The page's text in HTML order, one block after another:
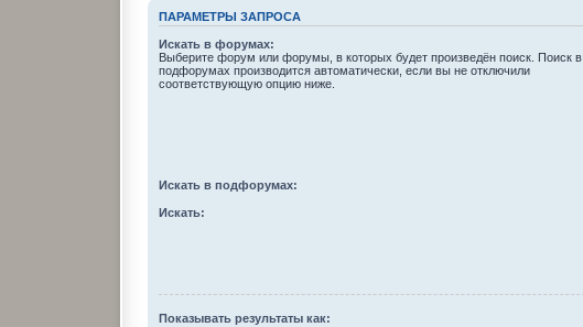
ПАРАМЕТРЫ ЗАПРОСА
Искать в форумах:
Выберите форум или форумы, в которых будет произведён поиск. Поиск в
подфорумах производится автоматически, если вы не отключили
соответствующую опцию ниже.
Искать в подфорумах:
Искать:
Показывать результаты как: